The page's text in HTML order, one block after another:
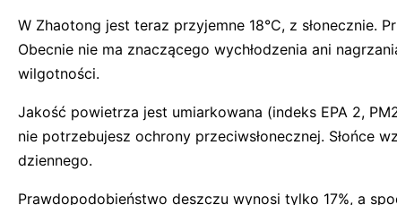
W Zhaotong jest teraz przyjemne 18°C, z słonecznie.
Obecnie nie ma znaczącego wychłodzenia ani
wilgotności.
Jakość powietrza jest umiarkowana (indeks EPA 2,
nie potrzebujesz ochrony przeciwsłonecznej. Słońce
dziennego.
Prawdopodobieństwo deszczu wynosi tylko 17%, a